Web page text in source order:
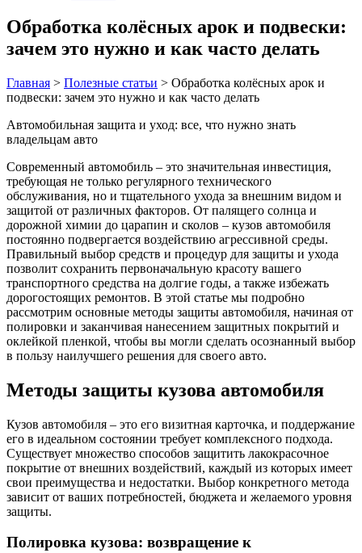
Обработка колёсных арок и подвески:
зачем это нужно и как часто делать
Главная > Полезные статьи > Обработка колёсных арок и
подвески: зачем это нужно и как часто делать
Автомобильная защита и уход: все, что нужно знать
владельцам авто
Современный автомобиль – это значительная инвестиция,
требующая не только регулярного технического
обслуживания, но и тщательного ухода за внешним видом и
защитой от различных факторов. От палящего солнца и
дорожной химии до царапин и сколов – кузов автомобиля
постоянно подвергается воздействию агрессивной среды.
Правильный выбор средств и процедур для защиты и ухода
позволит сохранить первоначальную красоту вашего
транспортного средства на долгие годы, а также избежать
дорогостоящих ремонтов. В этой статье мы подробно
рассмотрим основные методы защиты автомобиля, начиная от
полировки и заканчивая нанесением защитных покрытий и
оклейкой пленкой, чтобы вы могли сделать осознанный выбор
в пользу наилучшего решения для своего авто.
Методы защиты кузова автомобиля
Кузов автомобиля – это его визитная карточка, и поддержание
его в идеальном состоянии требует комплексного подхода.
Существует множество способов защитить лакокрасочное
покрытие от внешних воздействий, каждый из которых имеет
свои преимущества и недостатки. Выбор конкретного метода
зависит от ваших потребностей, бюджета и желаемого уровня
защиты.
Полировка кузова: возвращение к